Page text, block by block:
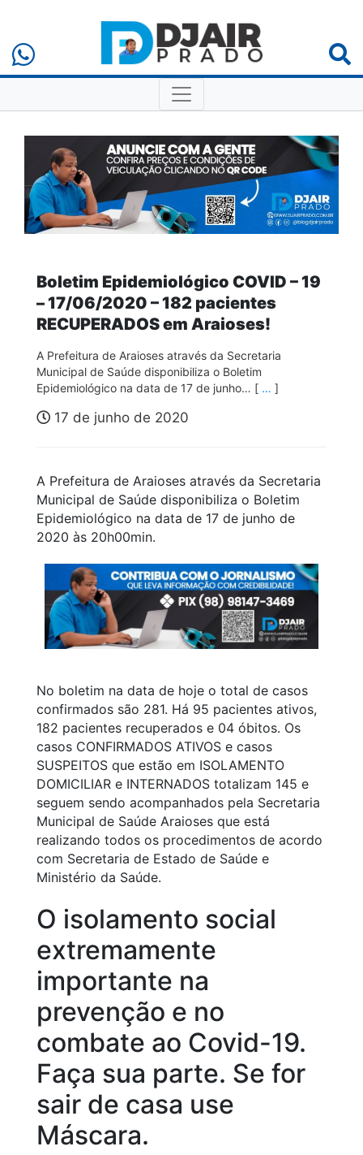
Boletim Epidemiológico COVID – 19
– 17/06/2020 – 182 pacientes
RECUPERADOS em Araioses!
A Prefeitura de Araioses através da Secretaria
Municipal de Saúde disponibiliza o Boletim
Epidemiológico na data de 17 de junho… [ … ]
17 de junho de 2020
A Prefeitura de Araioses através da Secretaria
Municipal de Saúde disponibiliza o Boletim
Epidemiológico na data de 17 de junho de
2020 às 20h00min.
No boletim na data de hoje o total de casos
confirmados são 281. Há 95 pacientes ativos,
182 pacientes recuperados e 04 óbitos. Os
casos CONFIRMADOS ATIVOS e casos
SUSPEITOS que estão em ISOLAMENTO
DOMICILIAR e INTERNADOS totalizam 145 e
seguem sendo acompanhados pela Secretaria
Municipal de Saúde Araioses que está
realizando todos os procedimentos de acordo
com Secretaria de Estado de Saúde e
Ministério da Saúde.
O isolamento social
extremamente
importante na
prevenção e no
combate ao Covid-19.
Faça sua parte. Se for
sair de casa use
Máscara.